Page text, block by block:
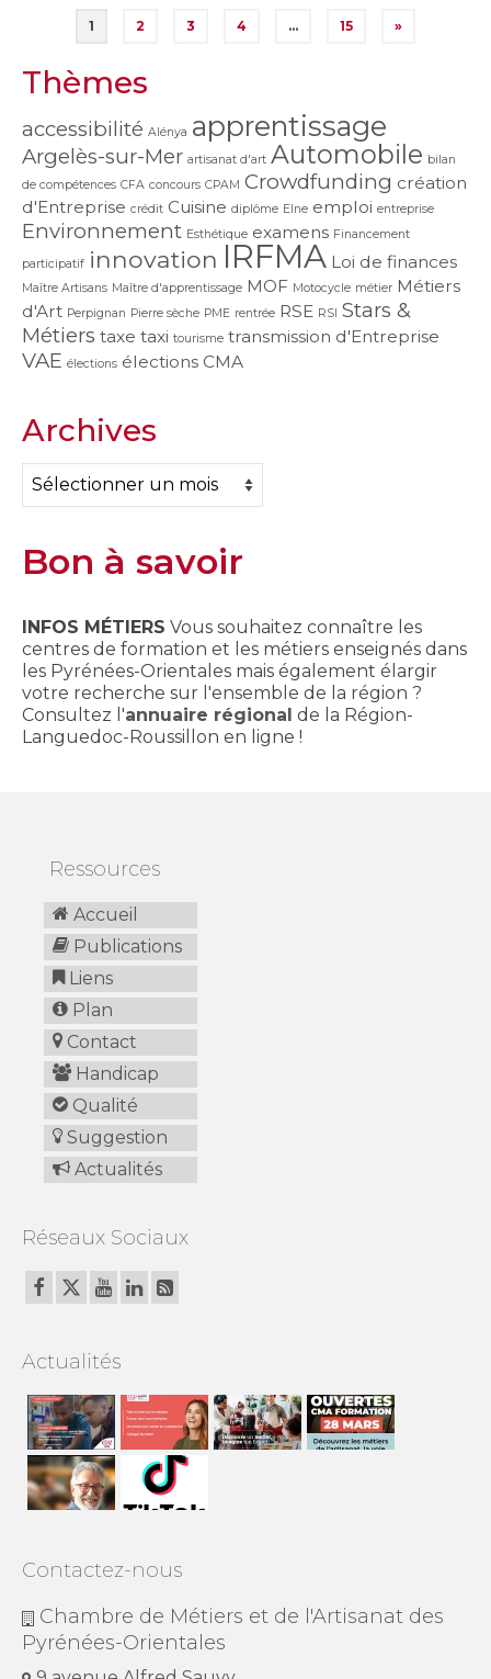
Pagination
des
publications
1 2 3 4 … 15 »
Thèmes
accessibilité Alénya apprentissage
Argelès-sur-Mer artisanat d'art Automobile bilan
de compétences CFA concours CPAM Crowdfunding création
d'Entreprise crédit Cuisine diplôme Elne emploi entreprise
Environnement Esthétique examens Financement
participatif innovation IRFMA Loi de finances
Maître Artisans Maître d'apprentissage MOF Motocycle métier Métiers
d'Art Perpignan Pierre sèche PME rentrée RSE RSI Stars &
Métiers taxe taxi tourisme transmission d'Entreprise
VAE élections élections CMA
Archives
Archives
Bon à savoir
INFOS MÉTIERS Vous souhaitez connaître les
centres de formation et les métiers enseignés dans
les Pyrénées-Orientales mais également élargir
votre recherche sur l'ensemble de la région ?
Consultez l'annuaire régional de la Région-
Languedoc-Roussillon en ligne !
Ressources
Accueil
Publications
Liens
Plan
Contact
Handicap
Qualité
Suggestion
Actualités
Réseaux Sociaux
Actualités
Contactez-nous
Chambre de Métiers et de l'Artisanat des
Pyrénées-Orientales